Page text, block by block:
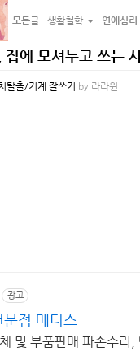
모든글 생활철학 연애심리
에 모셔두고 쓰는
탈출/기계 잘쓰기 by 라라윈
광고
점 메티스
및 부품판매 파손수리